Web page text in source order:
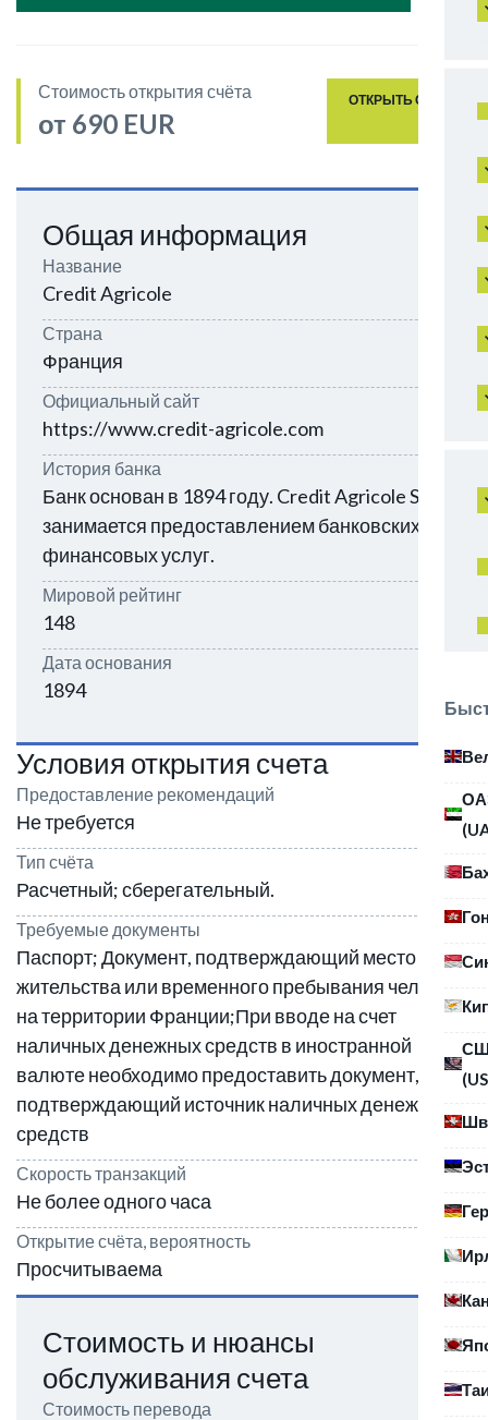
Стоимость открытия счёта
от 690 EUR
ОТКРЫТЬ СЧЁТ
Общая информация
Название
Credit Agricole
Страна
Франция
Официальный сайт
https://www.credit-agricole.com
История банка
Банк основан в 1894 году. Credit Agricole SA
занимается предоставлением банковских и
финансовых услуг.
Мировой рейтинг
148
Дата основания
1894
Условия открытия счета
Предоставление рекомендаций
Не требуется
Тип счёта
Расчетный; сберегательный.
Требуемые документы
Паспорт; Документ, подтверждающий место
жительства или временного пребывания человека
на территории Франции;При вводе на счет
наличных денежных средств в иностранной
валюте необходимо предоставить документ,
подтверждающий источник наличных денежных
средств
Скорость транзакций
Не более одного часа
Открытие счёта, вероятность
Просчитываема
Стоимость и нюансы
обслуживания счета
Стоимость перевода